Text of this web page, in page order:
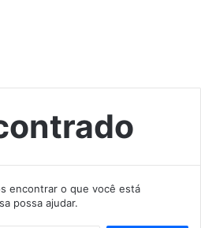
encontrar o que você está
possa ajudar.